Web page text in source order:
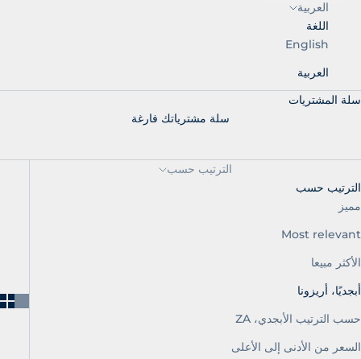
العربية
اللغة
English
العربية
سلة المشتريات
سلة مشترياتك فارغة
الترتيب حسب
الترتيب حسب
مميز
Most relevant
الأكثر مبيعا
أبجديًا، أريزونا
حسب الترتيب الأبجدي، ZA
السعر من الأدنى إلى الأعلى